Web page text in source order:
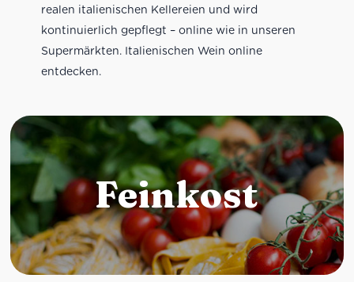
realen italienischen Kellereien und wird
kontinuierlich gepflegt – online wie in unseren
Supermärkten. Italienischen Wein online
entdecken.
Feinkost